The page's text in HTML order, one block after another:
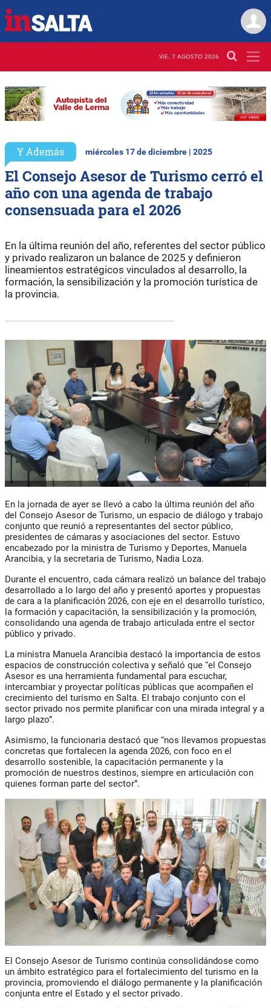
VIE. 7 AGOSTO 2026
Y Además miércoles 17 de diciembre | 2025
El Consejo Asesor de Turismo cerró el
año con una agenda de trabajo
consensuada para el 2026
En la última reunión del año, referentes del sector público
y privado realizaron un balance de 2025 y definieron
lineamientos estratégicos vinculados al desarrollo, la
formación, la sensibilización y la promoción turística de
la provincia.
En la jornada de ayer se llevó a cabo la última reunión del año
del Consejo Asesor de Turismo, un espacio de diálogo y trabajo
conjunto que reunió a representantes del sector público,
presidentes de cámaras y asociaciones del sector. Estuvo
encabezado por la ministra de Turismo y Deportes, Manuela
Arancibia, y la secretaria de Turismo, Nadia Loza.
Durante el encuentro, cada cámara realizó un balance del trabajo
desarrollado a lo largo del año y presentó aportes y propuestas
de cara a la planificación 2026, con eje en el desarrollo turístico,
la formación y capacitación, la sensibilización y la promoción,
consolidando una agenda de trabajo articulada entre el sector
público y privado.
La ministra Manuela Arancibia destacó la importancia de estos
espacios de construcción colectiva y señaló que “el Consejo
Asesor es una herramienta fundamental para escuchar,
intercambiar y proyectar políticas públicas que acompañen el
crecimiento del turismo en Salta. El trabajo conjunto con el
sector privado nos permite planificar con una mirada integral y a
largo plazo”.
Asimismo, la funcionaria destacó que “nos llevamos propuestas
concretas que fortalecen la agenda 2026, con foco en el
desarrollo sostenible, la capacitación permanente y la
promoción de nuestros destinos, siempre en articulación con
quienes forman parte del sector”.
El Consejo Asesor de Turismo continúa consolidándose como
un ámbito estratégico para el fortalecimiento del turismo en la
provincia, promoviendo el diálogo permanente y la planificación
conjunta entre el Estado y el sector privado.